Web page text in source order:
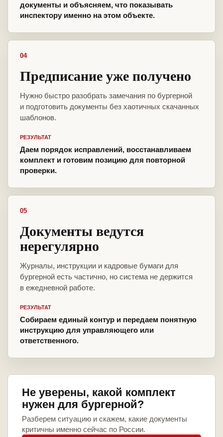
документы и объясняем, что показывать
инспектору именно на этом объекте.
04
Предписание уже получено
Нужно быстро разобрать замечания по бургерной
и подготовить документы без хаотичных скачанных
шаблонов.
РЕЗУЛЬТАТ
Даем порядок исправлений, восстанавливаем
комплект и готовим позицию для повторной
проверки.
05
Документы ведутся
нерегулярно
Журналы, инструкции и кадровые бумаги для
бургерной есть частично, но система не держится
в ежедневной работе.
РЕЗУЛЬТАТ
Собираем единый контур и передаем понятную
инструкцию для управляющего или
ответственного.
Не уверены, какой комплект
нужен для бургерной?
Разберем ситуацию и скажем, какие документы
критичны именно сейчас по России.